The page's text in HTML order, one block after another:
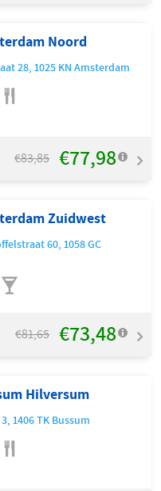
Noord
28,1025 KNAmsterdam
€83,85 €77,98
Zuidwest
60,1058 GC
€81,65 €73,48
Hilversum
,1406 TK Bussum